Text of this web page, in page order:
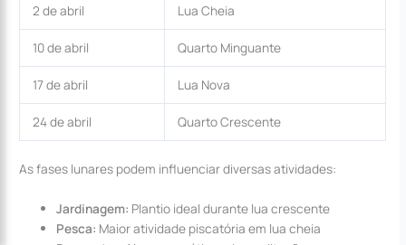
2 de abril Lua Cheia
10 de abril Quarto Minguante
17 de abril Lua Nova
24 de abril Quarto Crescente
As fases lunares podem influenciar diversas atividades:
Jardinagem: Plantio ideal durante lua crescente
Pesca: Maior atividade piscatória em lua cheia